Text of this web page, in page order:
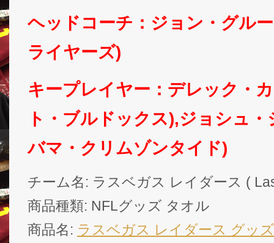
ヘッドコーチ：ジョン・グル
ライヤーズ)
キープレイヤー：デレック・
ト・ブルドックス),ジョシュ
バマ・クリムゾンタイド)
チーム名: ラスベガス レイダース (
商品種類: NFLグッズ タオル
商品名: ラスベガス レイダース グッ